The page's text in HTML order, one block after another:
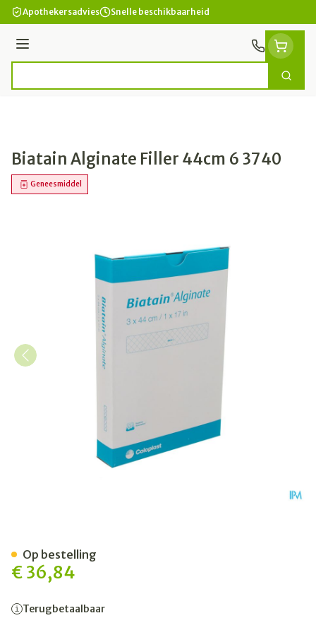
Ga naar de inhoud
Apothekersadvies Snelle beschikbaarheid
Menu
Zoek
Biatain Alginate Filler 44cm 6 3740
Geneesmiddel
€ 36,84
Terugbetaalbaar
Op bestelling